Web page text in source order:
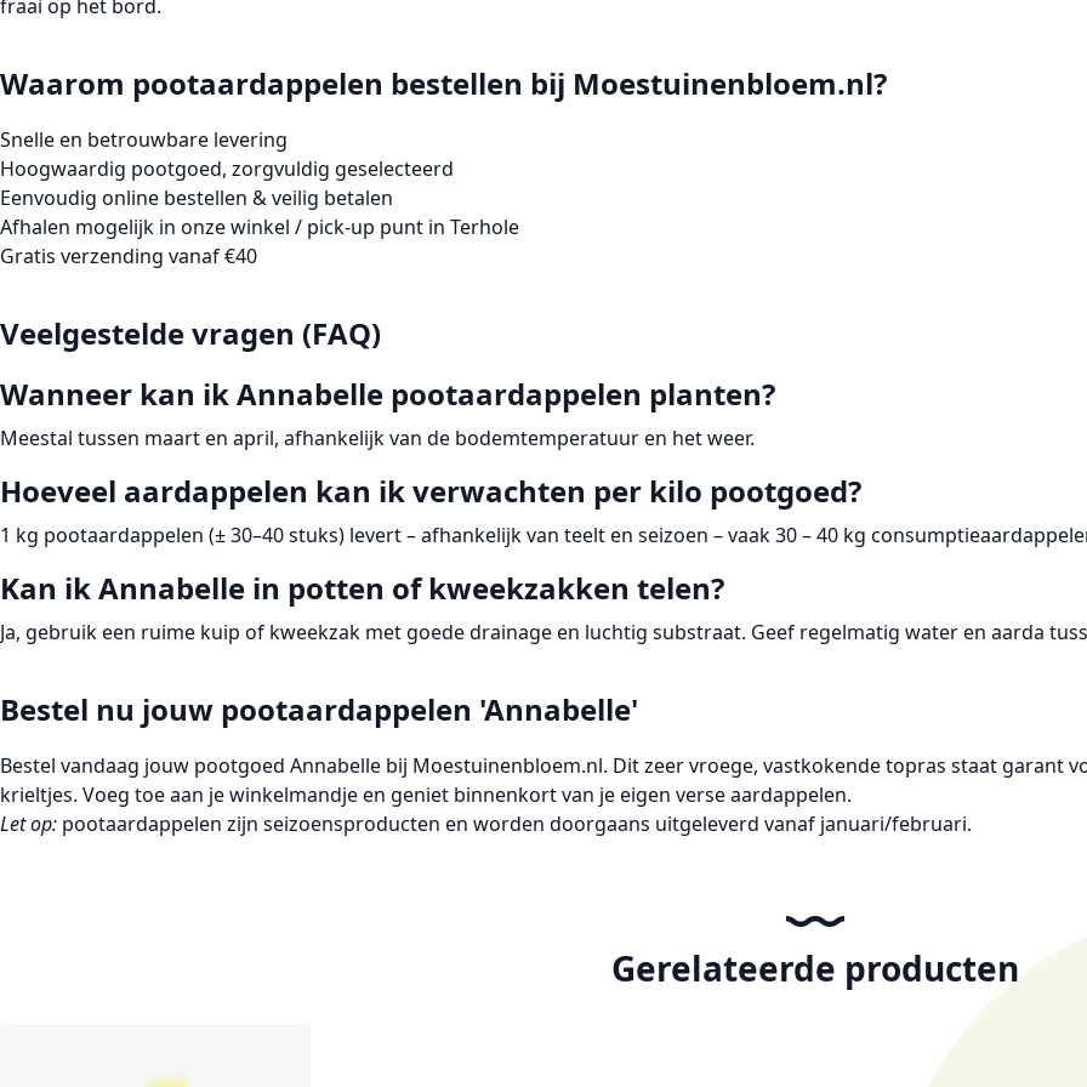
fraai op het bord.
Waarom pootaardappelen bestellen bij Moestuinenbloem.nl?
Snelle en betrouwbare levering
Hoogwaardig pootgoed, zorgvuldig geselecteerd
Eenvoudig online bestellen & veilig betalen
Afhalen mogelijk in onze winkel / pick-up punt in Terhole
Gratis verzending vanaf €40
Veelgestelde vragen (FAQ)
Wanneer kan ik Annabelle pootaardappelen planten?
Meestal tussen maart en april, afhankelijk van de bodemtemperatuur en het weer.
Hoeveel aardappelen kan ik verwachten per kilo pootgoed?
1 kg pootaardappelen (±30–40 stuks) levert – afhankelijk van teelt en seizoen – vaak30 – 40 kg
Kan ik Annabelle in potten of kweekzakken telen?
Ja, gebruik een ruime kuip of kweekzak met goede drainage en luchtig substraat. Geef regelmatig water en aarda
Bestel nu jouw pootaardappelen 'Annabelle'
Bestel vandaag jouw pootgoed Annabelle bij Moestuinenbloem.nl. Dit zeer vroege, vastkokende topras staat garant
krieltjes. Voeg toe aan je winkelmandje en geniet binnenkort van je eigen verse aardappelen.
Let op: pootaardappelen zijn seizoensproducten en worden doorgaans uitgeleverd vanaf januari/februari.
Gerelateerde producten